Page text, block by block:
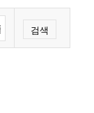
검색